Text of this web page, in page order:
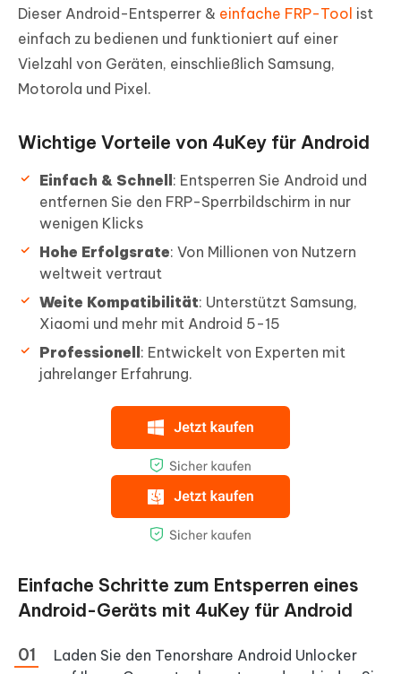
Dieser Android-Entsperrer & einfache FRP-Tool ist
einfach zu bedienen und funktioniert auf einer
Vielzahl von Geräten, einschließlich Samsung,
Motorola und Pixel.
Wichtige Vorteile von 4uKey für Android
Einfach & Schnell: Entsperren Sie Android und
entfernen Sie den FRP-Sperrbildschirm in nur
wenigen Klicks
Hohe Erfolgsrate: Von Millionen von Nutzern
weltweit vertraut
Weite Kompatibilität: Unterstützt Samsung,
Xiaomi und mehr mit Android 5-15
Professionell: Entwickelt von Experten mit
jahrelanger Erfahrung.
Einfache Schritte zum Entsperren eines
Android-Geräts mit 4uKey für Android
Laden Sie den Tenorshare Android Unlocker